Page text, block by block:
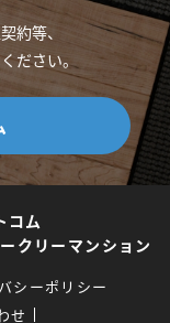
約等、
ださい。
コム
クリーマンション
シーポリシー
せ